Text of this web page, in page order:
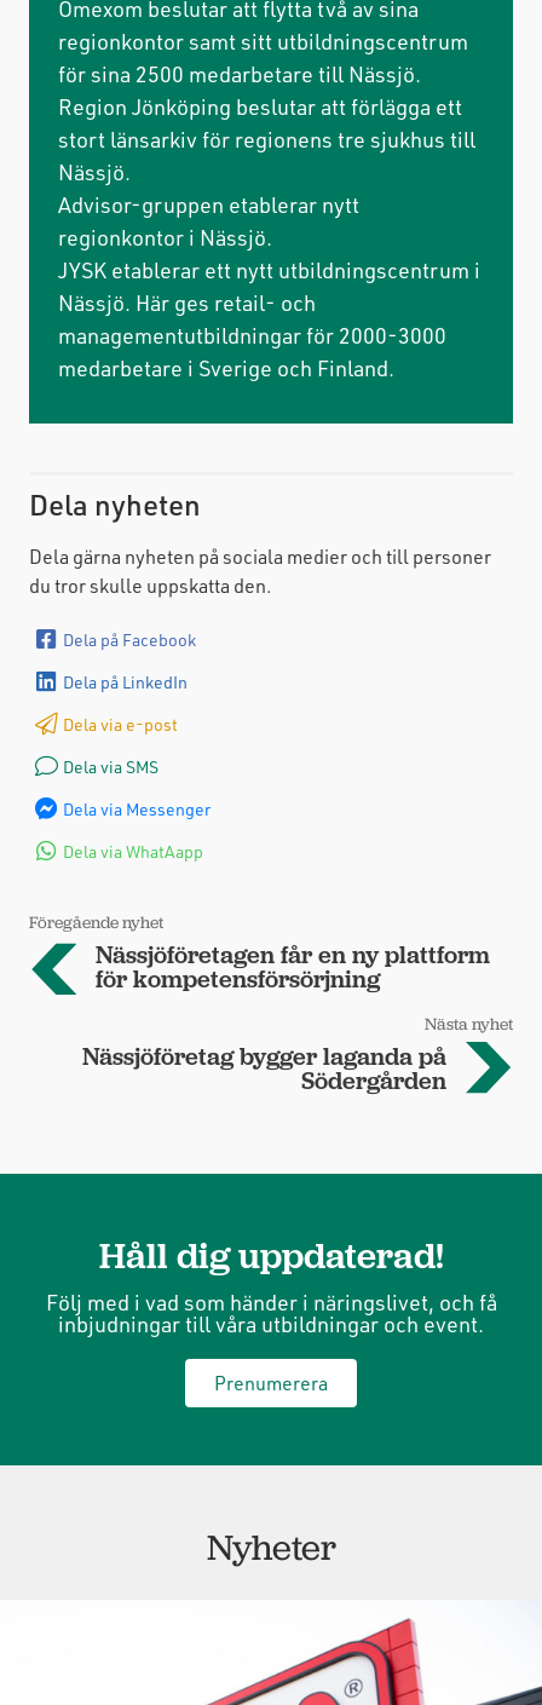
Omexom beslutar att flytta två av sina
regionkontor samt sitt utbildningscentrum
för sina 2500 medarbetare till Nässjö.
Region Jönköping beslutar att förlägga ett
stort länsarkiv för regionens tre sjukhus till
Nässjö.
Advisor-gruppen etablerar nytt
regionkontor i Nässjö.
JYSK etablerar ett nytt utbildningscentrum i
Nässjö. Här ges retail- och
managementutbildningar för 2000-3000
medarbetare i Sverige och Finland.
Dela nyheten
Dela gärna nyheten på sociala medier och till personer
du tror skulle uppskatta den.
Dela på Facebook
Dela på LinkedIn
Dela via e-post
Dela via SMS
Dela via Messenger
Dela via WhatAapp
Föregående nyhet
Nässjöföretagen får en ny plattform
för kompetensförsörjning
Nästa nyhet
Nässjöföretag bygger laganda på
Södergården
Håll dig uppdaterad!
Följ med i vad som händer i näringslivet, och få
inbjudningar till våra utbildningar och event.
Prenumerera
Nyheter